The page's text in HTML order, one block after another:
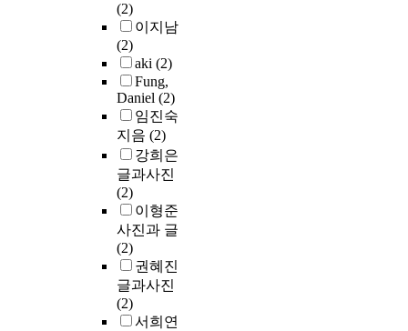
(2)
이지남
(2)
aki (2)
Fung,
Daniel (2)
임진숙
지음 (2)
강희은
글과사진
(2)
이형준
사진과 글
(2)
권혜진
글과사진
(2)
서희연